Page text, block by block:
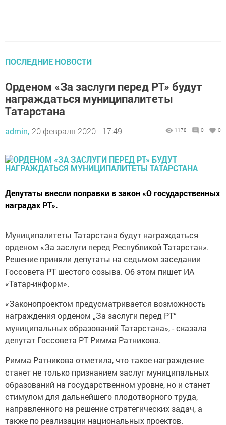
ПОСЛЕДНИЕ НОВОСТИ
Орденом «За заслуги перед РТ» будут
награждаться муниципалитеты
Татарстана
admin, 20 февраля 2020 - 17:49 1178 0 0
Депутаты внесли поправки в закон «О государственных
наградах РТ».
Муниципалитеты Татарстана будут награждаться
орденом «За заслуги перед Республикой Татарстан».
Решение приняли депутаты на седьмом заседании
Госсовета РТ шестого созыва. Об этом пишет ИА
«Татар-информ».
«Законопроектом предусматривается возможность
награждения орденом „За заслуги перед РТ“
муниципальных образований Татарстана», - сказала
депутат Госсовета РТ Римма Ратникова.
Римма Ратникова отметила, что такое награждение
станет не только признанием заслуг муниципальных
образований на государственном уровне, но и станет
стимулом для дальнейшего плодотворного труда,
направленного на решение стратегических задач, а
также по реализации национальных проектов.